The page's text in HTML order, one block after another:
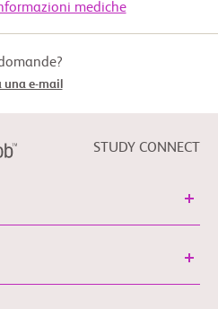
mediche
e-mail
STUDY CONNECT